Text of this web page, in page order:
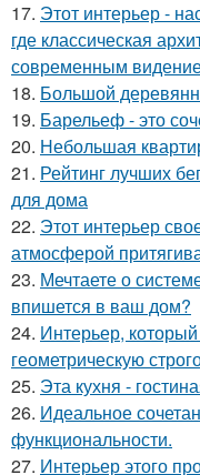
17. Этот интерьер -
где классическая
современным
18. Большой
19. Барельеф - это
20. Небольшая
21. Рейтинг лучших
для дома
22. Этот интерьер
атмосферой
23. Мечтаете о
впишется в ваш дом?
24. Интерьер, который
геометрическую
25. Эта кухня -
26. Идеальное
функциональности.
27. Интерьер этого